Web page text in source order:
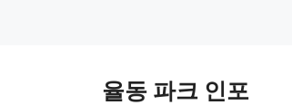
율동 파크 인포